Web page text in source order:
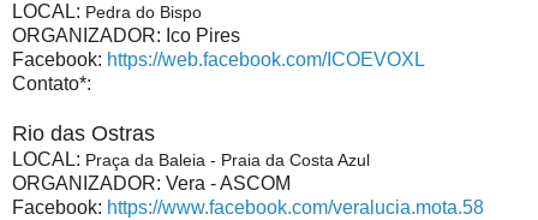
LOCAL: Pedra do Bispo
ORGANIZADOR: Ico Pires
Facebook: https://web.facebook.com/ICOEVOXL
Contato*:
Rio das Ostras
LOCAL: Praça da Baleia - Praia da Costa Azul
ORGANIZADOR: Vera - ASCOM
Facebook: https://www.facebook.com/veralucia.mota.58